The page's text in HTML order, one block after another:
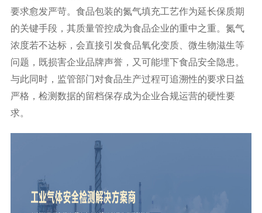
要求愈发严苛。食品包装的氮气填充工艺作为延长保质期
的关键手段，其质量管控成为食品企业的重中之重。氮气
浓度若不达标，会直接引发食品氧化变质、微生物滋生等
问题，既损害企业品牌声誉，又可能埋下食品安全隐患。
与此同时，监管部门对食品生产过程可追溯性的要求日益
严格，检测数据的留档保存成为企业合规运营的硬性要
求。